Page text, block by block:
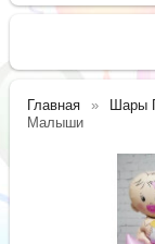
Главная Шары
Малыши